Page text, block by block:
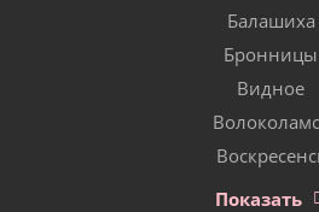
Балашиха
Бронницы
Видное
Показать